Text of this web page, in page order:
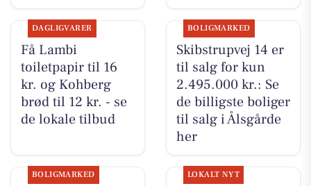
DAGLIGVARER
Få Lambi
toiletpapir til 16
kr. og Kohberg
brød til 12 kr. - se
de lokale tilbud
BOLIGMARKED
Skibstrupvej 14 er
til salg for kun
2.495.000 kr.: Se
de billigste boliger
til salg i Ålsgårde
her
BOLIGMARKED LOKALT NYT